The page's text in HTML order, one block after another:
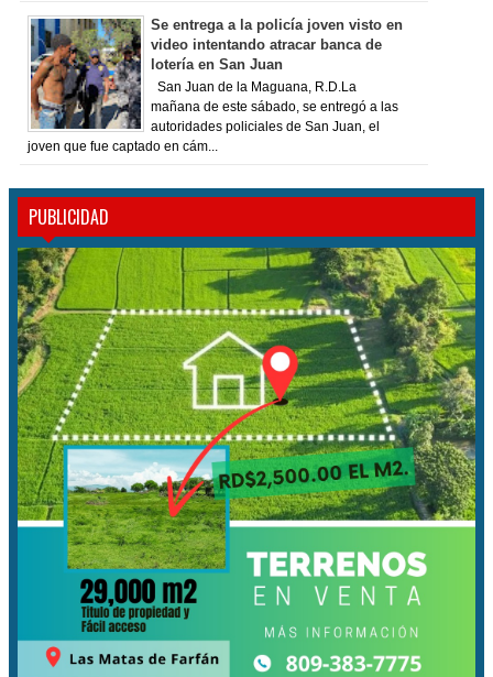
Se entrega a la policía joven visto en
video intentando atracar banca de
lotería en San Juan
San Juan de la Maguana, R.D.La
mañana de este sábado, se entregó a las
autoridades policiales de San Juan, el
joven que fue captado en cám...
PUBLICIDAD